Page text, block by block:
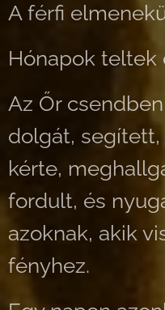
A férfi
Hónapok teltek
Az Őr
dolgát, segített,
kérte,
fordult, és
azoknak, akik
fényhez.